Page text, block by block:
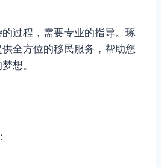
过程，需要专业的指导。琢
全方位的移民服务，帮助您
想。